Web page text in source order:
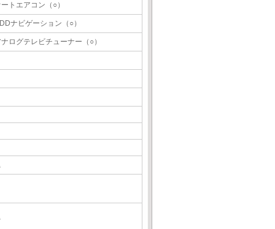
ートエアコン（○）
ナビゲーション（○）
ナログテレビチューナー（○）